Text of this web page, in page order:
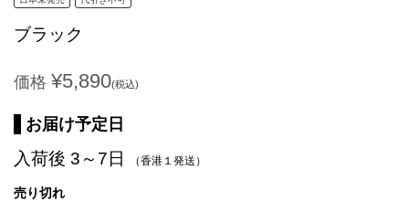
ブラック
価格 ¥5,890(税込)
お届け予定日
入荷後 3～7日 （香港１発送）
売り切れ